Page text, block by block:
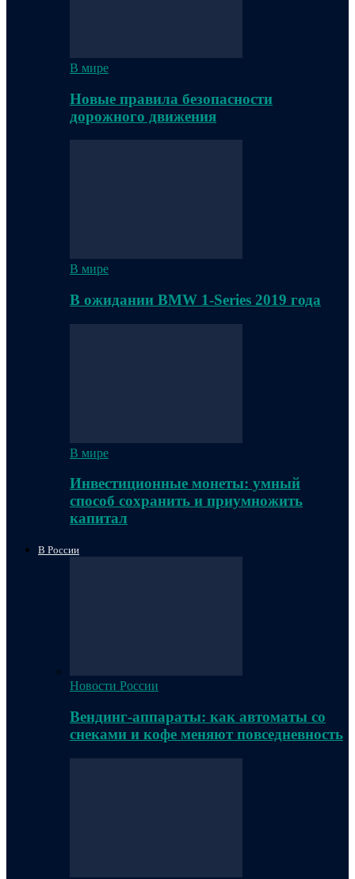
В мире
Новые правила безопасности
дорожного движения
В мире
В ожидании BMW 1-Series 2019 года
В мире
Инвестиционные монеты: умный
способ сохранить и приумножить
капитал
В России
Новости России
Вендинг-аппараты: как автоматы со
снеками и кофе меняют повседневность